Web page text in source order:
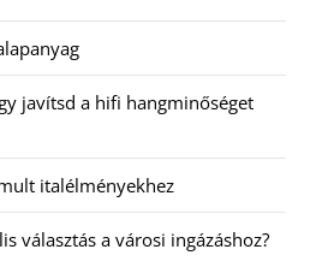
javítsd a hifi hangminőséget
italélményekhez
választás a városi ingázáshoz?